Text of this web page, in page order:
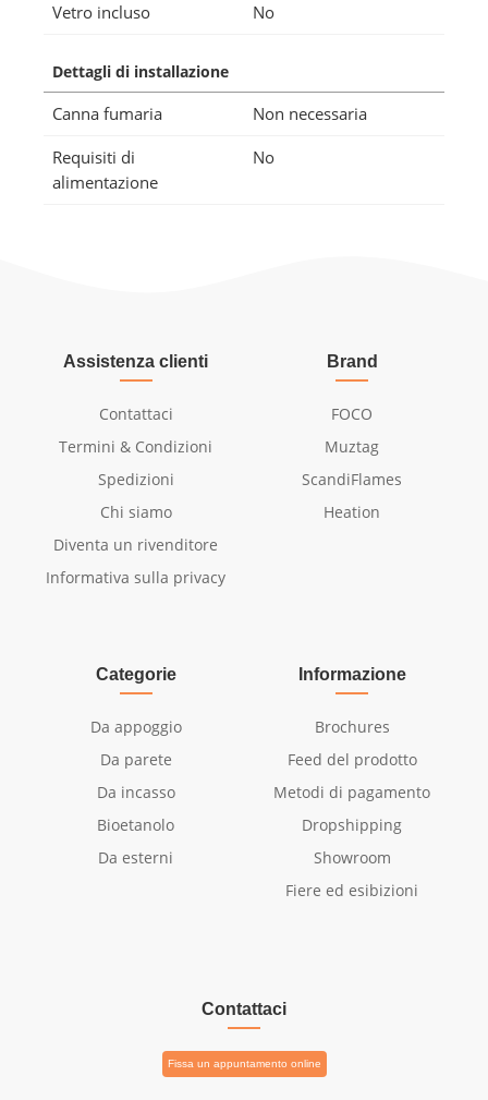
Vetro incluso
No
Dettagli di installazione
Canna fumaria
Non necessaria
Requisiti di
alimentazione
No
Assistenza clienti
Contattaci
Termini & Condizioni
Spedizioni
Chi siamo
Diventa un rivenditore
Informativa sulla privacy
Brand
FOCO
Muztag
ScandiFlames
Heation
Categorie
Da appoggio
Da parete
Da incasso
Bioetanolo
Da esterni
Informazione
Brochures
Feed del prodotto
Metodi di pagamento
Dropshipping
Showroom
Fiere ed esibizioni
Contattaci
Fissa un appuntamento online